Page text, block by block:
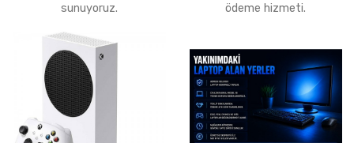
sunuyoruz.
ödeme hizmeti.